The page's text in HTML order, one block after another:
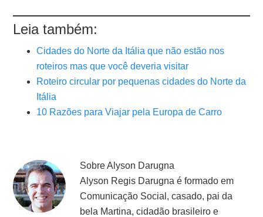
Leia também:
Cidades do Norte da Itália que não estão nos
roteiros mas que você deveria visitar
Roteiro circular por pequenas cidades do Norte da
Itália
10 Razões para Viajar pela Europa de Carro
SobreAlyson Darugna
Alyson Regis Darugna é formado em
Comunicação Social, casado, pai da
bela Martina, cidadão brasileiro e